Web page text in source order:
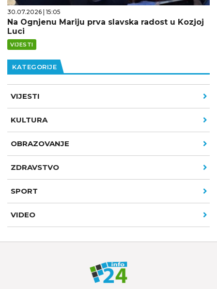
30.07.2026 | 15:05
Na Ognjenu Mariju prva slavska radost u Kozjoj
Luci
VIJESTI
KATEGORIJE
VIJESTI
KULTURA
OBRAZOVANJE
ZDRAVSTVO
SPORT
VIDEO